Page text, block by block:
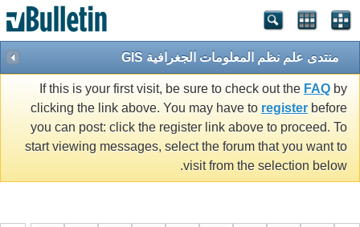
منتدى علم نظم المعلومات الجغرافية GIS
If this is your first visit, be sure to check out the FAQ by
clicking the link above. You may have to register before
you can post: click the register link above to proceed. To
start viewing messages, select the forum that you want to
visit from the selection below.